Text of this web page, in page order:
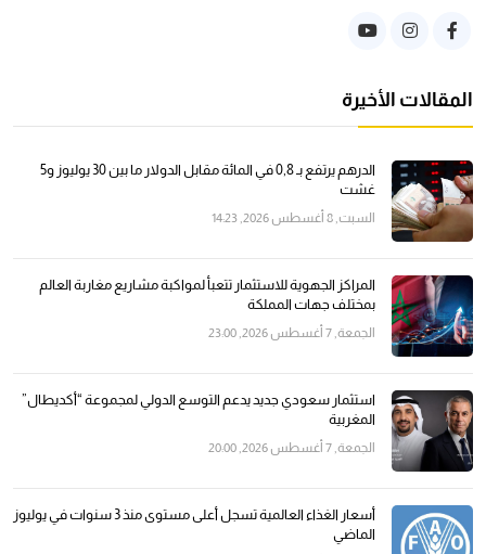
المقالات الأخيرة
الدرهم يرتفع بـ 0,8 في المائة مقابل الدولار ما بين 30 يوليوز و5
غشت
السبت, 8 أغسطس 2026, 14:23
المراكز الجهوية للاستثمار تتعبأ لمواكبة مشاريع مغاربة العالم
بمختلف جهات المملكة
الجمعة, 7 أغسطس 2026, 23:00
استثمار سعودي جديد يدعم التوسع الدولي لمجموعة “أكديطال”
المغربية
الجمعة, 7 أغسطس 2026, 20:00
أسعار الغذاء العالمية تسجل أعلى مستوى منذ 3 سنوات في يوليوز
الماضي